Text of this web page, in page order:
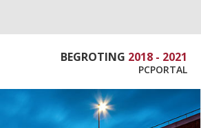
BEGROTING 2018 - 2021
PCPORTAL